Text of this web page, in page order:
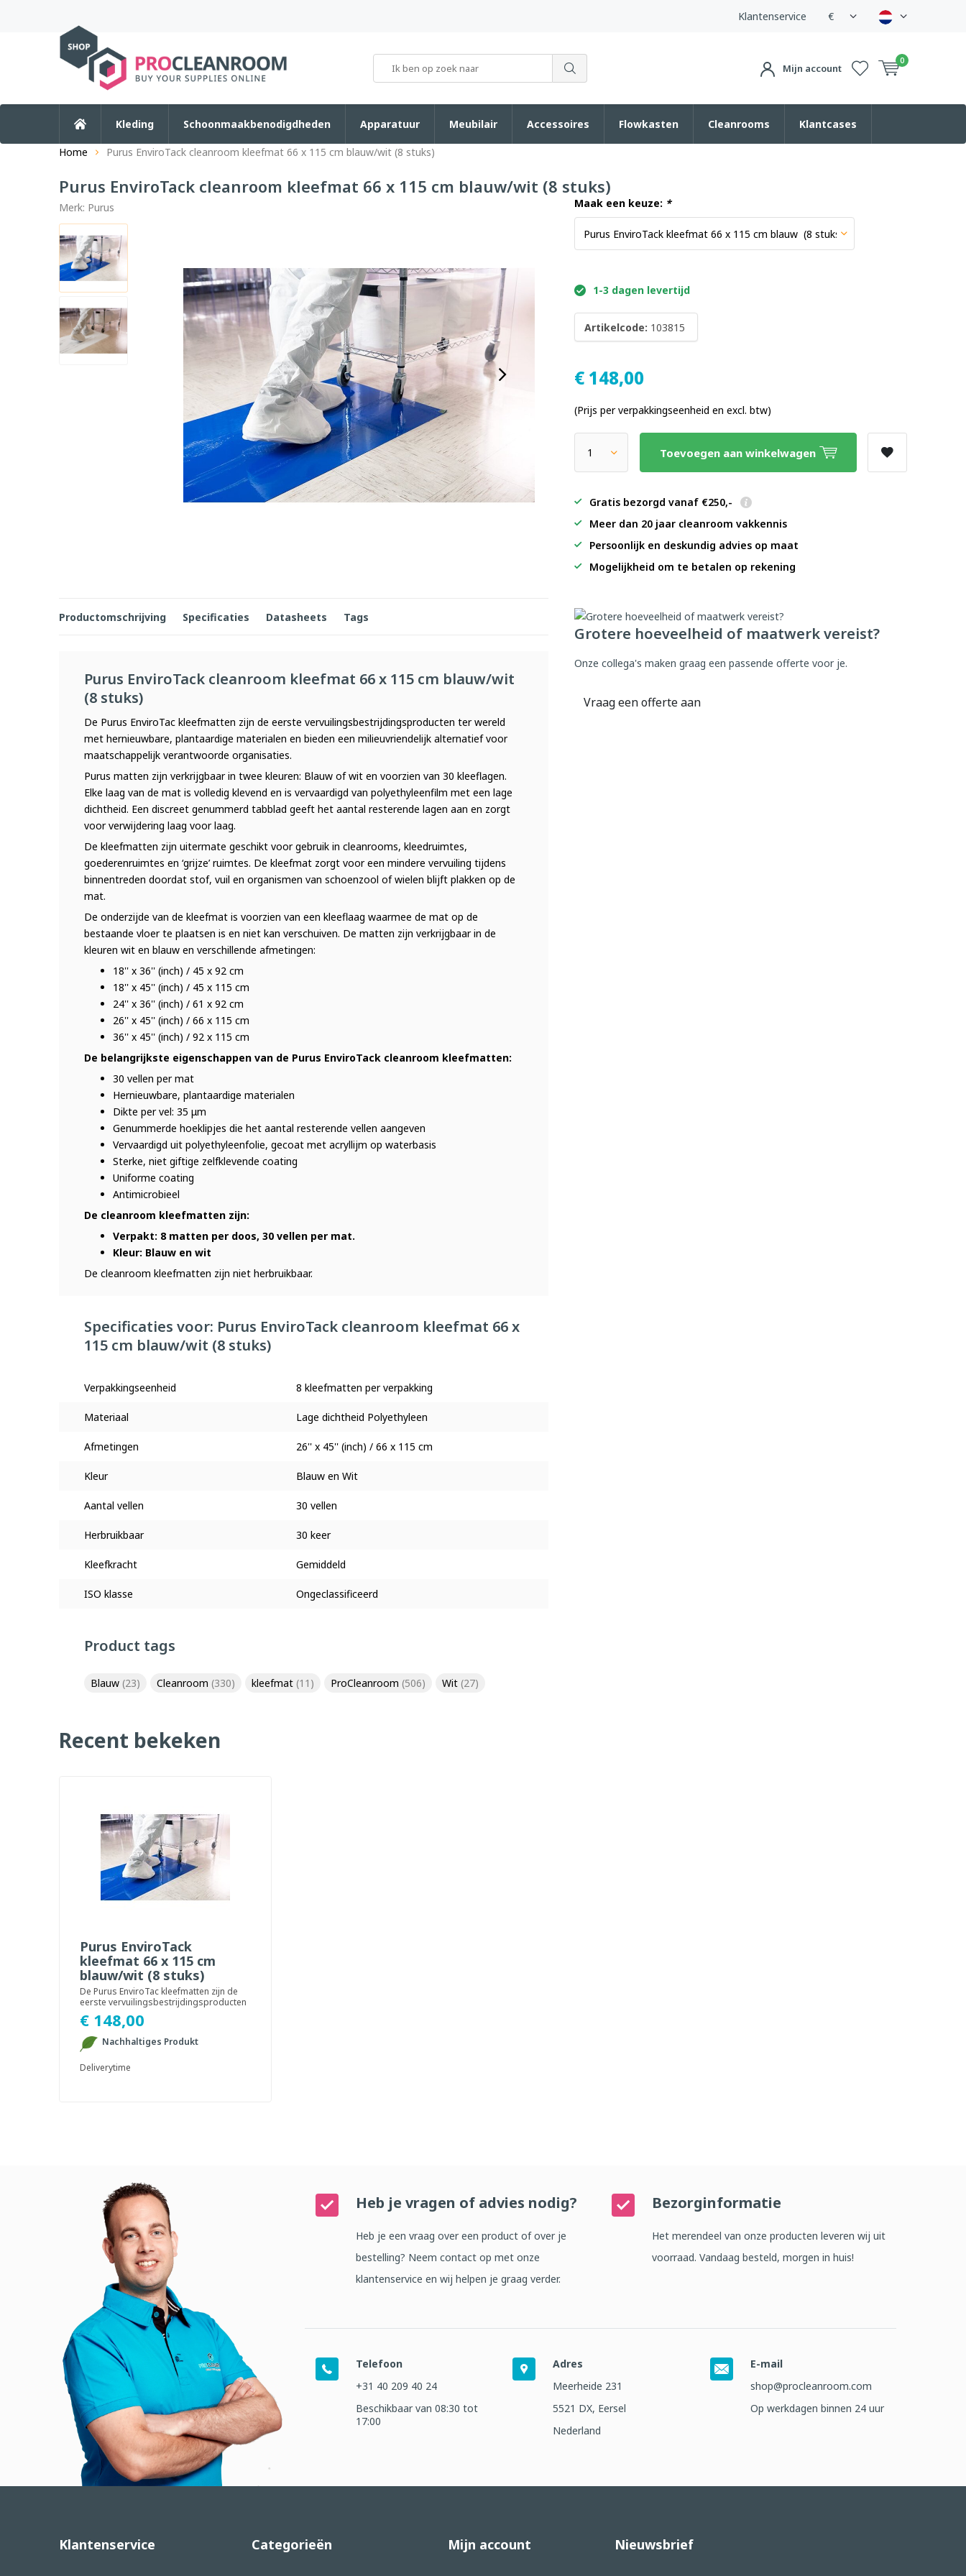
Klantenservice €
Mijn account
0
Kleding Schoonmaakbenodigdheden Apparatuur Meubilair Accessoires Flowkasten Cleanrooms Klantcases
Home Purus EnviroTack cleanroom kleefmat 66 x 115 cm blauw/wit (8 stuks)
Purus EnviroTack cleanroom kleefmat 66 x 115 cm blauw/wit (8 stuks)
Merk: Purus Maak een keuze: *
1-3 dagen levertijd
Artikelcode: 103815
€ 148,00
(Prijs per verpakkingseenheid en excl. btw)
Toevoegen aan winkelwagen
Gratis bezorgd vanaf €250,-
Meer dan 20 jaar cleanroom vakkennis
Persoonlijk en deskundig advies op maat
Mogelijkheid om te betalen op rekening
Productomschrijving Specificaties Datasheets Tags
Purus EnviroTack cleanroom kleefmat 66 x 115 cm blauw/wit
(8 stuks)
De Purus EnviroTac kleefmatten zijn de eerste vervuilingsbestrijdingsproducten ter wereld
met hernieuwbare, plantaardige materialen en bieden een milieuvriendelijk alternatief voor
maatschappelijk verantwoorde organisaties.
Purus matten zijn verkrijgbaar in twee kleuren: Blauw of wit en voorzien van 30 kleeflagen.
Elke laag van de mat is volledig klevend en is vervaardigd van polyethyleenfilm met een lage
dichtheid. Een discreet genummerd tabblad geeft het aantal resterende lagen aan en zorgt
voor verwijdering laag voor laag.
De kleefmatten zijn uitermate geschikt voor gebruik in cleanrooms, kleedruimtes,
goederenruimtes en ‘grijze’ ruimtes. De kleefmat zorgt voor een mindere vervuiling tijdens
binnentreden doordat stof, vuil en organismen van schoenzool of wielen blijft plakken op de
mat.
De onderzijde van de kleefmat is voorzien van een kleeflaag waarmee de mat op de
bestaande vloer te plaatsen is en niet kan verschuiven. De matten zijn verkrijgbaar in de
kleuren wit en blauw en verschillende afmetingen:
18'' x 36'' (inch) / 45 x 92 cm
18'' x 45'' (inch) / 45 x 115 cm
24'' x 36'' (inch) / 61 x 92 cm
26'' x 45'' (inch) / 66 x 115 cm
36'' x 45'' (inch) / 92 x 115 cm
De belangrijkste eigenschappen van de Purus EnviroTack cleanroom kleefmatten:
30 vellen per mat
Hernieuwbare, plantaardige materialen
Dikte per vel: 35 μm
Genummerde hoeklipjes die het aantal resterende vellen aangeven
Vervaardigd uit polyethyleenfolie, gecoat met acryllijm op waterbasis
Sterke, niet giftige zelfklevende coating
Uniforme coating
Antimicrobieel
De cleanroom kleefmatten zijn:
Verpakt: 8 matten per doos, 30 vellen per mat.
Kleur: Blauw en wit
De cleanroom kleefmatten zijn niet herbruikbaar.
Specificaties voor: Purus EnviroTack cleanroom kleefmat 66 x
115 cm blauw/wit (8 stuks)
Verpakkingseenheid 8 kleefmatten per verpakking
Materiaal Lage dichtheid Polyethyleen
Afmetingen 26'' x 45'' (inch) / 66 x 115 cm
Kleur Blauw en Wit
Aantal vellen 30 vellen
Herbruikbaar 30 keer
Kleefkracht Gemiddeld
ISO klasse Ongeclassificeerd
Product tags
Blauw (23) Cleanroom (330) kleefmat (11) ProCleanroom (506) Wit (27)
Grotere hoeveelheid of maatwerk vereist?
Onze collega's maken graag een passende offerte voor je.
Vraag een offerte aan
Recent bekeken
Purus EnviroTack
kleefmat 66 x 115 cm
blauw/wit (8 stuks)
De Purus EnviroTac kleefmatten zijn de
eerste vervuilingsbestrijdingsproducten
ter wereld ...
€ 148,00
Nachhaltiges Produkt
Deliverytime
Heb je vragen of advies nodig?
Heb je een vraag over een product of over je
bestelling? Neem contact op met onze
klantenservice en wij helpen je graag verder.
Bezorginformatie
Het merendeel van onze producten leveren wij uit
voorraad. Vandaag besteld, morgen in huis!
Telefoon
+31 40 209 40 24
Beschikbaar van 08:30 tot
17:00
Adres
Meerheide 231
5521 DX, Eersel
Nederland
E-mail
shop@procleanroom.com
Op werkdagen binnen 24 uur
Klantenservice Categorieën Mijn account Nieuwsbrief